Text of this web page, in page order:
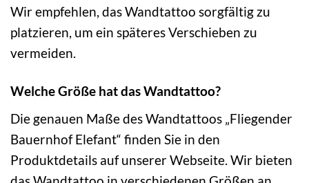
Wir empfehlen, das Wandtattoo sorgfältig zu
platzieren, um ein späteres Verschieben zu
vermeiden.
Welche Größe hat das Wandtattoo?
Die genauen Maße des Wandtattoos „Fliegender
Bauernhof Elefant“ finden Sie in den
Produktdetails auf unserer Webseite. Wir bieten